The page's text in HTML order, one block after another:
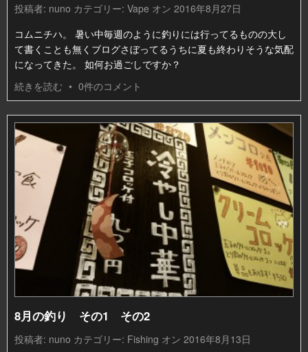
投稿者: nuno カテゴリー: Vape オン 2016年8月27日
コムニチハ。 暑い中毎週のように釣りには行ってるものの大し
て書くことも無くブログさぼってるうちに夏も終わりそうな気配
になってきた。 如何お過ごしですか？
続きを読む • 0件のコメント
8月の釣り その1 その2
投稿者: nuno カテゴリー: Fishing オン 2016年8月13日